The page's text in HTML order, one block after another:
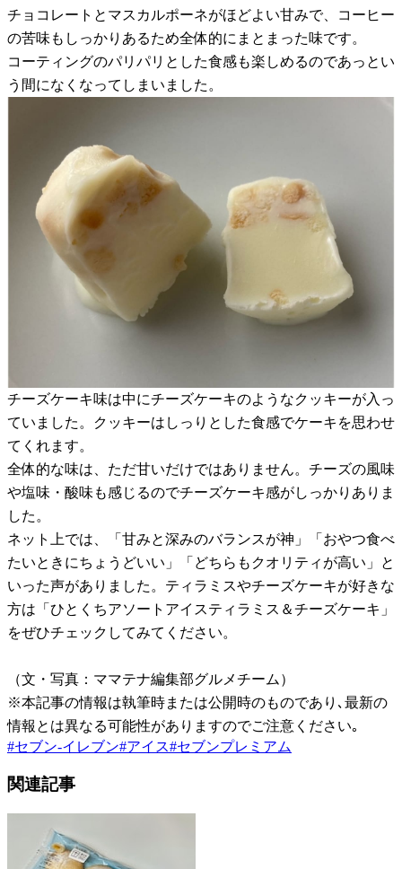
チョコレートとマスカルポーネがほどよい甘みで、コーヒー
の苦味もしっかりあるため全体的にまとまった味です。
コーティングのパリパリとした食感も楽しめるのであっとい
う間になくなってしまいました。
チーズケーキ味は中にチーズケーキのようなクッキーが入っ
ていました。クッキーはしっりとした食感でケーキを思わせ
てくれます。
全体的な味は、ただ甘いだけではありません。チーズの風味
や塩味・酸味も感じるのでチーズケーキ感がしっかりありま
した。
ネット上では、「甘みと深みのバランスが神」「おやつ食べ
たいときにちょうどいい」「どちらもクオリティが高い」と
いった声がありました。ティラミスやチーズケーキが好きな
方は「ひとくちアソートアイスティラミス＆チーズケーキ」
をぜひチェックしてみてください。
（文・写真：ママテナ編集部グルメチーム）
※本記事の情報は執筆時または公開時のものであり､最新の
情報とは異なる可能性がありますのでご注意ください｡
#セブン-イレブン#アイス#セブンプレミアム
関連記事